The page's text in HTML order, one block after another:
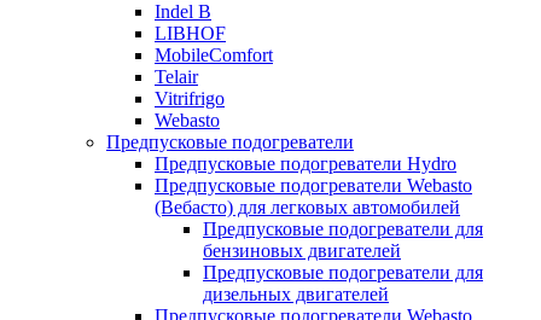
Indel B
LIBHOF
MobileComfort
Telair
Vitrifrigo
Webasto
Предпусковые подогреватели
Предпусковые подогреватели Hydro
Предпусковые подогреватели Webasto
(Вебасто) для легковых автомобилей
Предпусковые подогреватели для
бензиновых двигателей
Предпусковые подогреватели для
дизельных двигателей